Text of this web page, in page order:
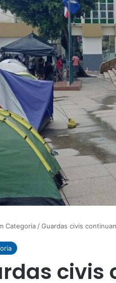
Categoria /Guardas civis
civis